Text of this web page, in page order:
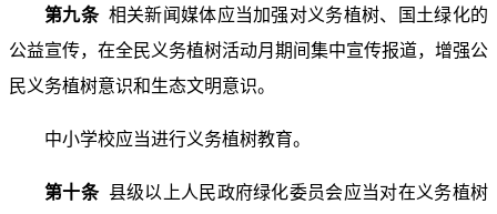
第九条 相关新闻媒体应当加强对义务植树、国土绿化的
公益宣传，在全民义务植树活动月期间集中宣传报道，增强公
民义务植树意识和生态文明意识。
中小学校应当进行义务植树教育。
第十条 县级以上人民政府绿化委员会应当对在义务植树